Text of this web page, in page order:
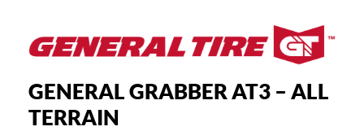
GENERAL GRABBER AT3 – ALL
TERRAIN